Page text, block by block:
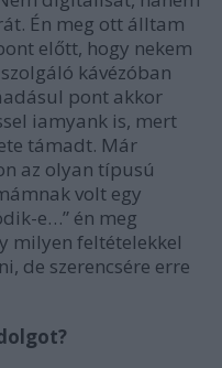
Én meg ott álltam
előtt, hogy nekem
kávézóban
pont akkor
iamyank is, mert
támadt. Már
az olyan típusú
volt egy
e…” én meg
milyen feltételekkel
de szerencsére erre